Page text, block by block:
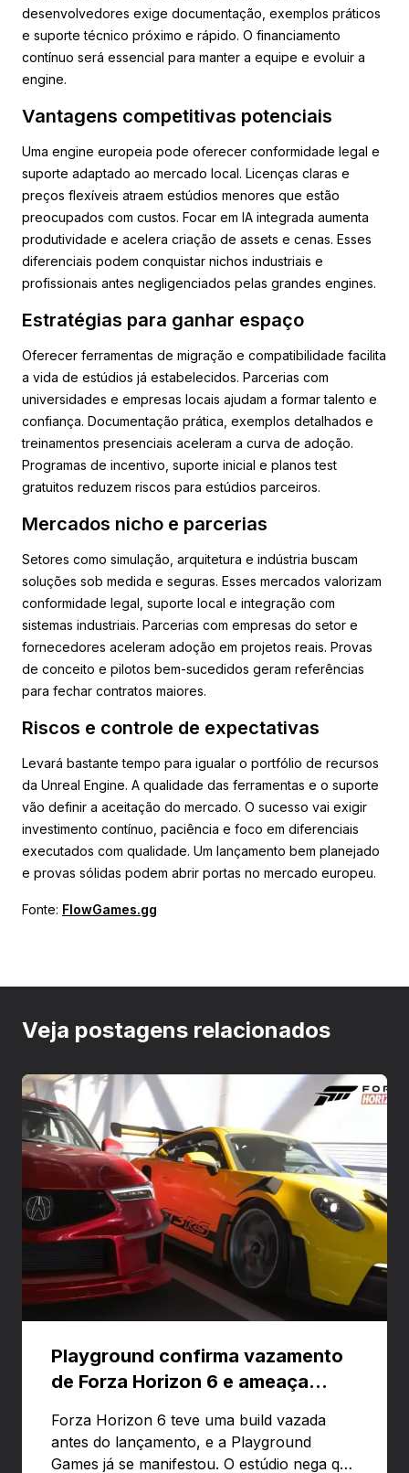
desenvolvedores exige documentação, exemplos práticos
e suporte técnico próximo e rápido. O financiamento
contínuo será essencial para manter a equipe e evoluir a
engine.
Vantagens competitivas potenciais
Uma engine europeia pode oferecer conformidade legal e
suporte adaptado ao mercado local. Licenças claras e
preços flexíveis atraem estúdios menores que estão
preocupados com custos. Focar em IA integrada aumenta
produtividade e acelera criação de assets e cenas. Esses
diferenciais podem conquistar nichos industriais e
profissionais antes negligenciados pelas grandes engines.
Estratégias para ganhar espaço
Oferecer ferramentas de migração e compatibilidade facilita
a vida de estúdios já estabelecidos. Parcerias com
universidades e empresas locais ajudam a formar talento e
confiança. Documentação prática, exemplos detalhados e
treinamentos presenciais aceleram a curva de adoção.
Programas de incentivo, suporte inicial e planos test
gratuitos reduzem riscos para estúdios parceiros.
Mercados nicho e parcerias
Setores como simulação, arquitetura e indústria buscam
soluções sob medida e seguras. Esses mercados valorizam
conformidade legal, suporte local e integração com
sistemas industriais. Parcerias com empresas do setor e
fornecedores aceleram adoção em projetos reais. Provas
de conceito e pilotos bem-sucedidos geram referências
para fechar contratos maiores.
Riscos e controle de expectativas
Levará bastante tempo para igualar o portfólio de recursos
da Unreal Engine. A qualidade das ferramentas e o suporte
vão definir a aceitação do mercado. O sucesso vai exigir
investimento contínuo, paciência e foco em diferenciais
executados com qualidade. Um lançamento bem planejado
e provas sólidas podem abrir portas no mercado europeu.
Fonte: FlowGames.gg
Veja postagens relacionados
Playground confirma vazamento
de Forza Horizon 6 e ameaça
Forza Horizon 6 teve uma build vazada
antes do lançamento, e a Playground
Games já se manifestou. O estúdio nega que